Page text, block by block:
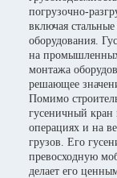
погрузочно-
включая
оборудования.
на
монтажа
решающее
Помимо
гусеничный
операциях и на
грузов. Его
превосходную
делает его